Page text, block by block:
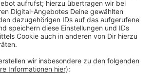
die neuen EU-Abgeordneten
es. Außerdem fordern viele
für den Fachkräftemangel, die
und einen
vor Cyber-Angriffen.